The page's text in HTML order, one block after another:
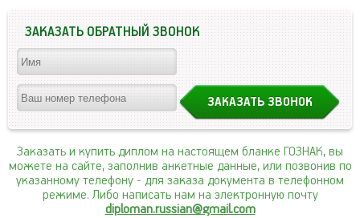
ЗАКАЗАТЬ ОБРАТНЫЙ ЗВОНОК
Заказать и купить диплом на настоящем бланке ГОЗНАК, вы
можете на сайте, заполнив анкетные данные, или позвонив по
указанному телефону - для заказа документа в телефонном
режиме. Либо написать нам на электронную почту
diploman.russian@gmail.com